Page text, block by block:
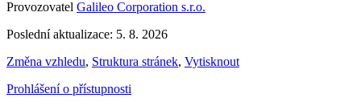
Provozovatel Galileo Corporation s.r.o.
Poslední aktualizace: 5. 8. 2026
Změna vzhledu, Struktura stránek, Vytisknout
Prohlášení o přístupnosti